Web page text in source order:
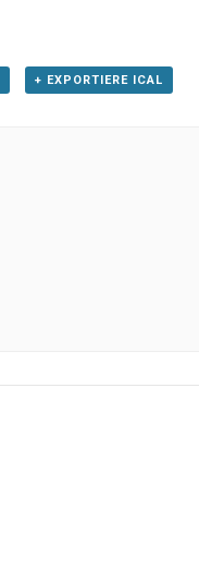
+ EXPORTIERE ICAL